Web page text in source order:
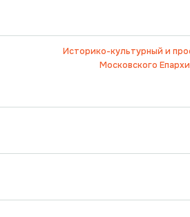
Историко-культурный и
Московского